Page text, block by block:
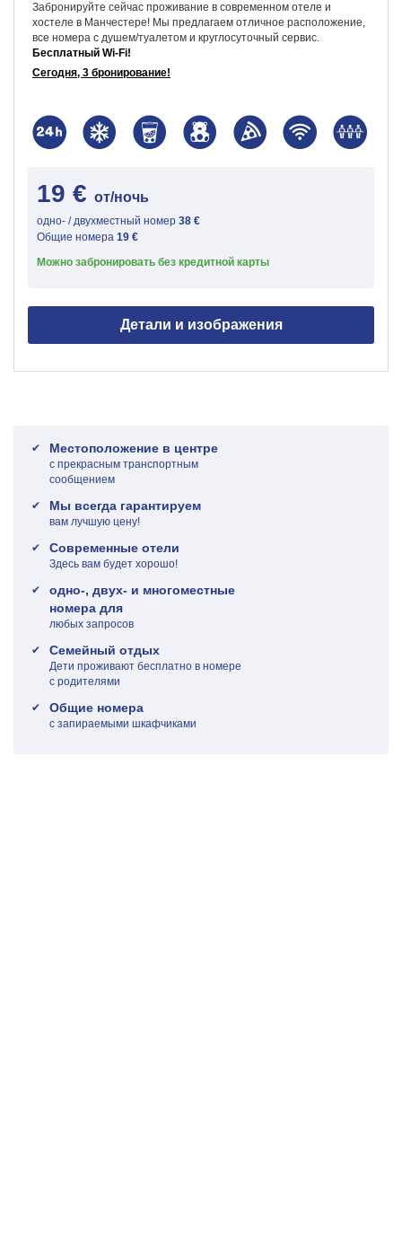
Забронируйте сейчас проживание в современном отеле и
хостеле в Манчестере! Мы предлагаем отличное расположение,
все номера с душем/туалетом и круглосуточный сервис.
Бесплатный Wi-Fi!
Сегодня, 3 бронирование!
19 € от/ночь
одно- / двухместный номер 38 €
Общие номера 19 €
Можно забронировать без кредитной карты
Детали и изображения
Местоположение в центре
с прекрасным транспортным
сообщением
Мы всегда гарантируем
вам лучшую цену!
Современные отели
Здесь вам будет хорошо!
одно-, двух- и многоместные
номера для
любых запросов
Семейный отдых
Дети проживают бесплатно в номере
с родителями
Общие номера
с запираемыми шкафчиками